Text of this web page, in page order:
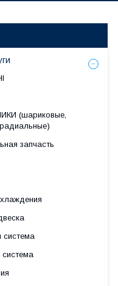
(шариковые,
запчасть
система
система